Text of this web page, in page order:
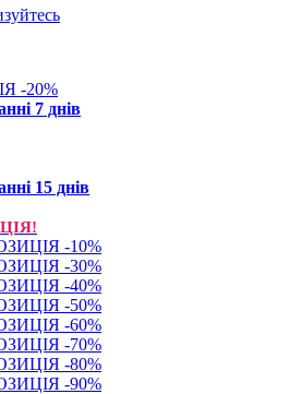
-20%
7 днiв
15 днiв
-10%
-30%
-40%
-50%
-60%
-70%
-80%
-90%